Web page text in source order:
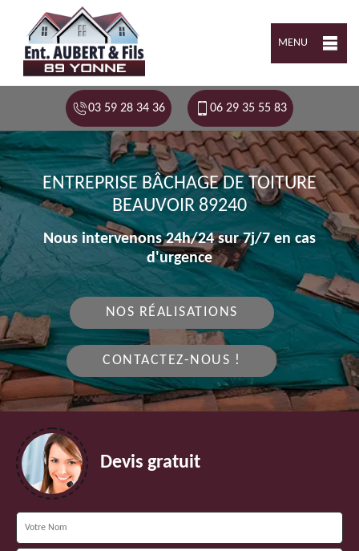
MENU
03 59 28 34 36 06 29 35 55 83
ENTREPRISE BÂCHAGE DE TOITURE
BEAUVOIR 89240
Nous intervenons 24h/24 sur 7j/7 en cas
d'urgence
NOS RÉALISATIONS
CONTACTEZ-NOUS !
Devis gratuit